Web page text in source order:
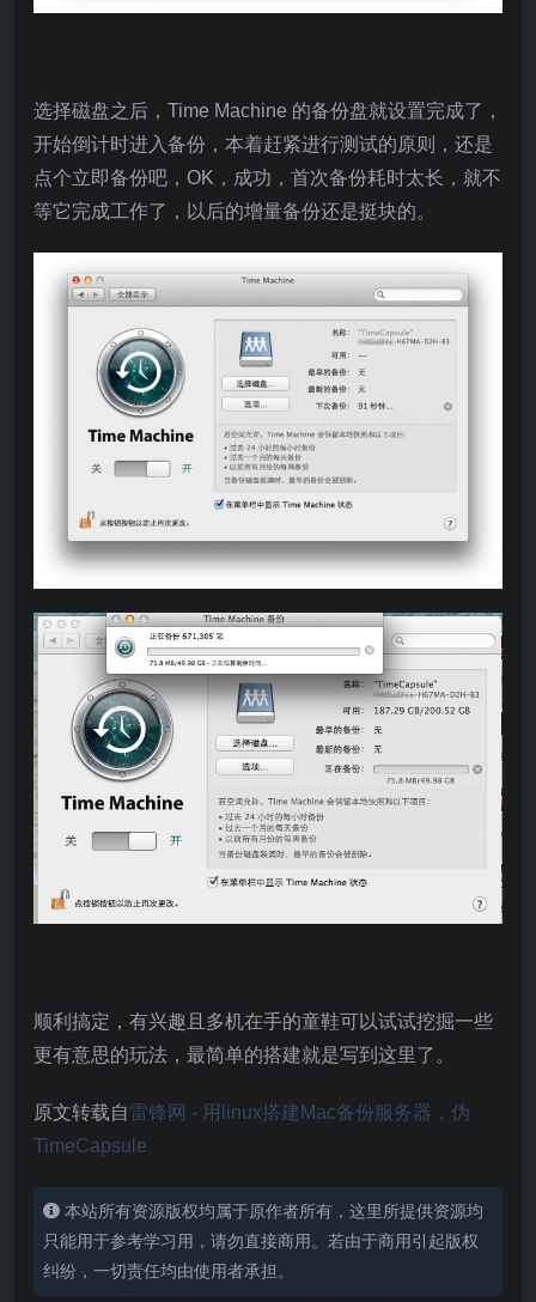
选择磁盘之后，Time Machine 的备份盘就设置完成了，
开始倒计时进入备份，本着赶紧进行测试的原则，还是
点个立即备份吧，OK，成功，首次备份耗时太长，就不
等它完成工作了，以后的增量备份还是挺块的。
顺利搞定，有兴趣且多机在手的童鞋可以试试挖掘一些
更有意思的玩法，最简单的搭建就是写到这里了。
原文转载自雷锋网 - 用linux搭建Mac备份服务器，伪
TimeCapsule
本站所有资源版权均属于原作者所有，这里所提供资源均
只能用于参考学习用，请勿直接商用。若由于商用引起版权
纠纷，一切责任均由使用者承担。